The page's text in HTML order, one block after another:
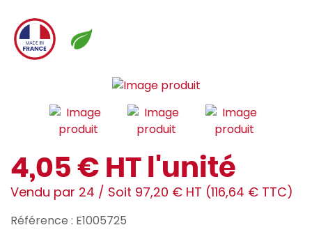
4,05 € HT l'unité
Vendu par 24 / Soit 97,20 € HT (116,64 € TTC)
Référence : E1005725